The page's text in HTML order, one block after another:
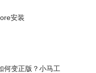
安装
何变正版？小马工